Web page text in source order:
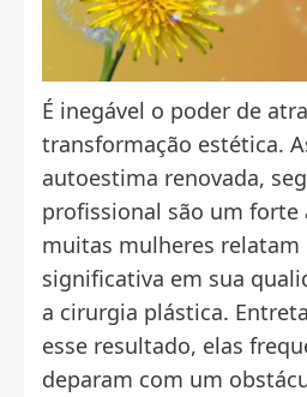
É inegável o poder de
transformação estética.
autoestima renovada,
profissional são um forte
muitas mulheres relatam
significativa em sua
a cirurgia plástica.
esse resultado, elas
deparam com um